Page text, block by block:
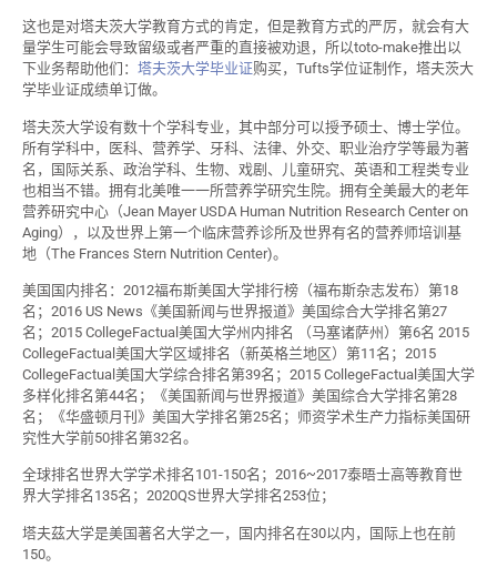
这也是对塔夫茨大学教育方式的肯定，但是教育方式的严厉，就会有大
量学生可能会导致留级或者严重的直接被劝退，所以toto-make推出以
下业务帮助他们： 塔夫茨大学毕业证购买，Tufts学位证制作，塔夫茨大
学毕业证成绩单订做。
塔夫茨大学设有数十个学科专业，其中部分可以授予硕士、博士学位。
所有学科中，医科、营养学、牙科、法律、外交、职业治疗学等最为著
名，国际关系、政治学科、生物、戏剧、儿童研究、英语和工程类专业
也相当不错。拥有北美唯一一所营养学研究生院。拥有全美最大的老年
营养研究中心（Jean Mayer USDA Human Nutrition Research Center on
Aging），以及世界上第一个临床营养诊所及世界有名的营养师培训基
地（The Frances Stern Nutrition Center)。
美国国内排名：2012福布斯美国大学排行榜（福布斯杂志发布）第18
名；2016 US News《美国新闻与世界报道》美国综合大学排名第27
名；2015 CollegeFactual美国大学州内排名 （马塞诸萨州）第6名 2015
CollegeFactual美国大学区域排名（新英格兰地区）第11名；2015
CollegeFactual美国大学综合排名第39名；2015 CollegeFactual美国大学
多样化排名第44名；《美国新闻与世界报道》美国综合大学排名第28
名；《华盛顿月刊》美国大学排名第25名；师资学术生产力指标美国研
究性大学前50排名第32名。
全球排名世界大学学术排名101-150名；2016~2017泰晤士高等教育世
界大学排名135名；2020QS世界大学排名253位；
塔夫茲大学是美国著名大学之一，国内排名在30以内，国际上也在前
150。